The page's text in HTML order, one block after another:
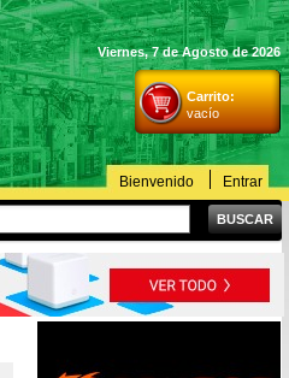
Viernes, 7 de Agosto de 2026
Carrito:
vacío
Bienvenido Entrar